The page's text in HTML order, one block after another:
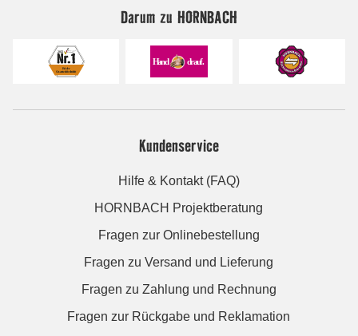
Darum zu HORNBACH
Kundenservice
Hilfe & Kontakt (FAQ)
HORNBACH Projektberatung
Fragen zur Onlinebestellung
Fragen zu Versand und Lieferung
Fragen zu Zahlung und Rechnung
Fragen zur Rückgabe und Reklamation